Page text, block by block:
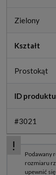
Zielony
Kształt
Prostokąt
ID produktu
#3021